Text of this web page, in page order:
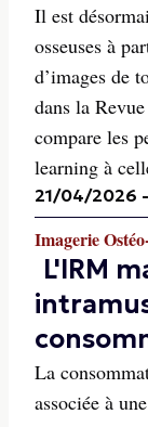
Il est
osseuses à
d’images de
dans la
compare les
learning à
21/04/2026 -
Imagerie
L'IRM
La
associée à